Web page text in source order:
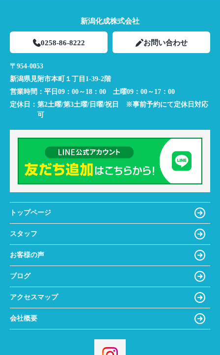
新潟化成株式会社
0258-86-8222 お問い合わせ
〒954-0053
新潟県見附市本町１丁目1-39-2階
営業時間： 平日09：00～18：00 土曜09：00～17：00
定休日： 第2土曜/第3土曜/日曜/祝日 ※事前予約にて定休日対応
可
トップページ
スタッフ
お客様の声
ブログ
アクセスマップ
会社概要